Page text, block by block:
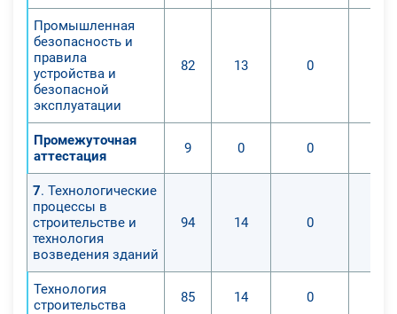
Промышленная
безопасность и
правила
устройства и
безопасной
эксплуатации
82 13 0
Промежуточная
аттестация
9 0 0
7. Технологические
процессы в
строительстве и
технология
возведения зданий
94 14 0
Технология
строительства
85 14 0